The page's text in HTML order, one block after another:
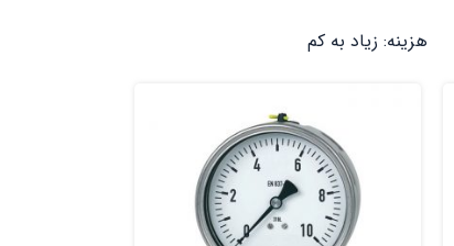
هزینه: زیاد به کم